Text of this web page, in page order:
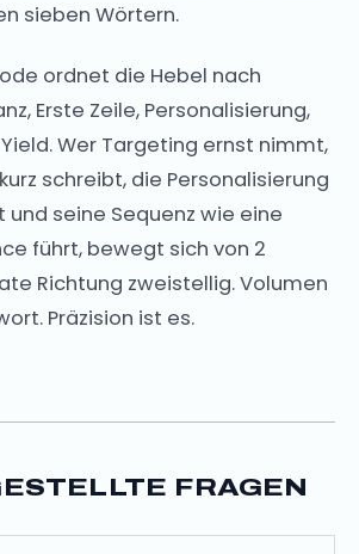
sieben Wörtern.
ordnet die Hebel nach
Erste Zeile, Personalisierung,
Wer Targeting ernst nimmt,
schreibt, die Personalisierung
und seine Sequenz wie eine
führt, bewegt sich von 2
Richtung zweistellig. Volumen
Präzision ist es.
FRAGEN